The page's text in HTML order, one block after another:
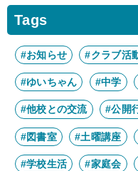
2月
4月
4月
2月
Tags
#お知らせ #クラブ活
#ゆいちゃん #中学
#他校との交流 #公開
#図書室 #土曜講座
#学校生活 #家庭会